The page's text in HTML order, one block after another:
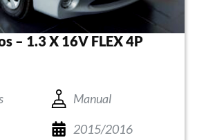
– 1.3 X 16V FLEX 4P
Manual
2015/2016